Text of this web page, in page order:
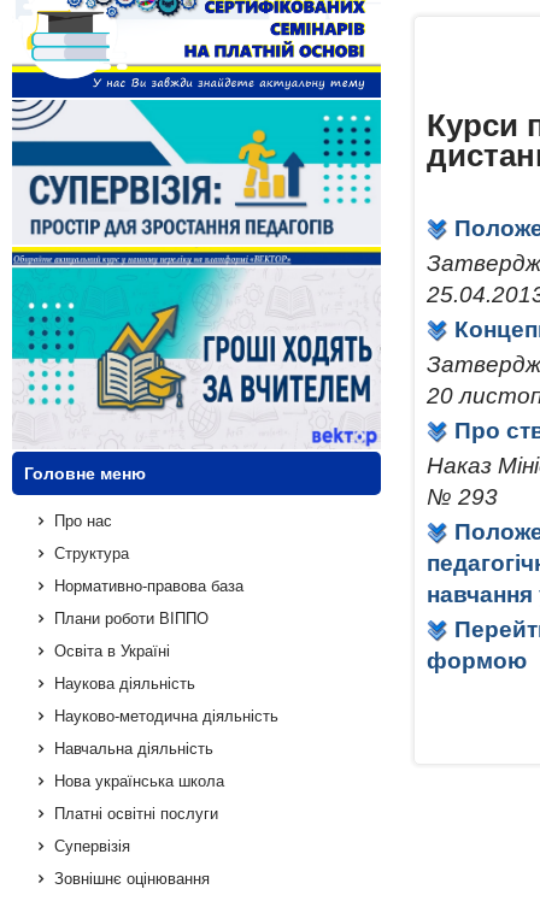
Курси
20
Про
Наказ
№ 293
формою
Головне меню
Про нас
Структура
Нормативно-правова база
Плани роботи ВІППО
Освіта в Україні
Наукова діяльність
Науково-методична діяльність
Навчальна діяльність
Нова українська школа
Платні освітні послуги
Супервізія
Зовнішнє оцінювання